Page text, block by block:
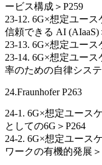
ービス構成＞P259
23-12. 6G×想定ユー
信頼できる AI (AIaaS)
23-13. 6G×想定ユー
23-14. 6G×想定ユー
率のための自律シス
24.Fraunhofer P263
24-1. 6G×想定ユース
としての6G＞P264
24-2. 6G×想定ユース
ワークの有機的発展